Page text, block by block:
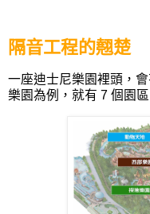
隔音工程的翹楚
一座迪士尼樂園裡頭，
樂園為例，就有 7 個園區